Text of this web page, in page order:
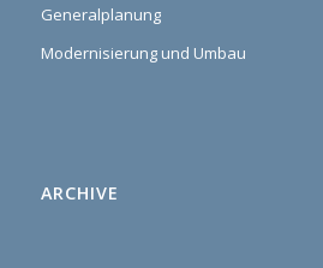
Generalplanung
Modernisierung und Umbau
ARCHIVE